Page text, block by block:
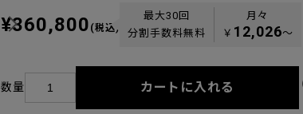
¥360,800 (税込)
最大30回
分割手数料無料
月々
￥ 12,026〜
数量 カートに入れる